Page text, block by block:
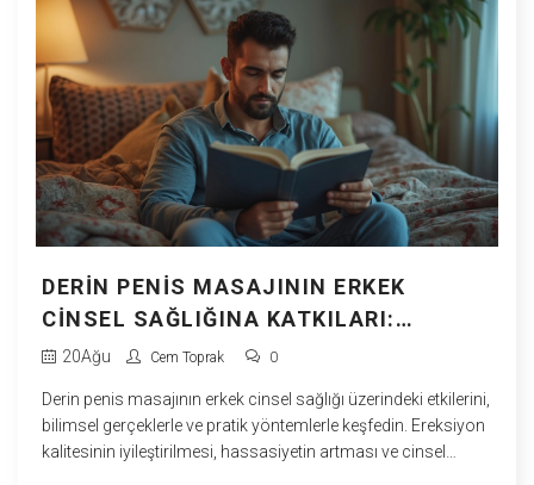
DERIN PENIS MASAJININ ERKEK
CINSEL SAĞLIĞINA KATKILARI:
BILIMSEL BILGILER VE PRATIK
20Ağu Cem Toprak 0
Derin penis masajının erkek cinsel sağlığı üzerindeki etkilerini,
bilimsel gerçeklerle ve pratik yöntemlerle keşfedin. Ereksiyon
kalitesinin iyileştirilmesi, hassasiyetin artması ve cinsel